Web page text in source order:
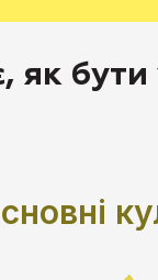
як